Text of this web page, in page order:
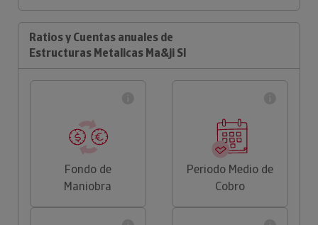
Ratios y Cuentas anuales de
Estructuras Metalicas Ma&ji Sl
Fondo de
Maniobra
Periodo Medio de
Cobro